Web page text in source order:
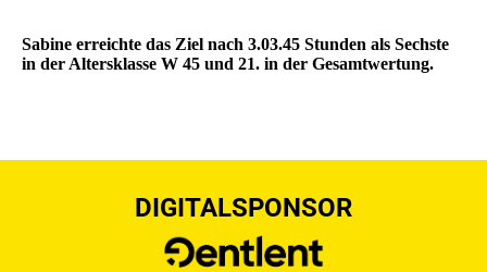
Sabine erreichte das Ziel nach 3.03.45 Stunden als Sechste
in der Altersklasse W 45 und 21. in der Gesamtwertung.
DIGITALSPONSOR